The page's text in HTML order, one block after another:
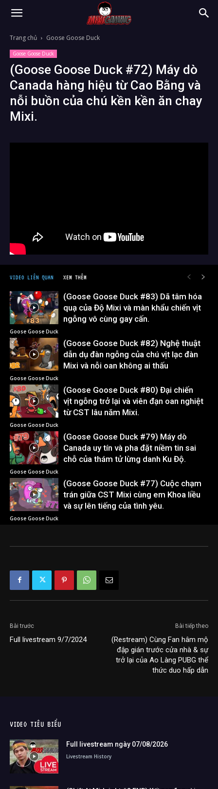
Trang chủ Goose Goose Duck
Goose Goose Duck
(Goose Goose Duck #72) Máy dò
Canada hàng hiệu từ Cao Bằng và
nỗi buồn của chú kền kền ăn chay
Mixi.
VIDEO LIÊN QUAN XEM THÊM
Goose Goose Duck
(Goose Goose Duck #83) Dã tâm hóa
quạ của Độ Mixi và màn khẩu chiến vịt
ngỗng vô cùng gay cấn.
Goose Goose Duck
(Goose Goose Duck #82) Nghệ thuật
dẫn dụ đàn ngỗng của chú vịt lạc đàn
Mixi và nỗi oan không ai thấu
Goose Goose Duck
(Goose Goose Duck #80) Đại chiến
vịt ngỗng trở lại và viên đạn oan nghiệt
từ CST lâu năm Mixi.
Goose Goose Duck
(Goose Goose Duck #79) Máy dò
Canada uy tín và pha đặt niềm tin sai
chỗ của thám tử lừng danh Ku Độ.
Goose Goose Duck
(Goose Goose Duck #77) Cuộc chạm
trán giữa CST Mixi cùng em Khoa liều
và sự lên tiếng của tình yêu.
Bài trước
Full livestream 9/7/2024
Bài tiếp theo
(Restream) Cùng Fan hâm mộ
đập gián trước cửa nhà & sự
trở lại của Ao Làng PUBG thể
thức duo hấp dẫn
VIDEO TIÊU BIỂU
Full livestream ngày 07/08/2026
Livestream History